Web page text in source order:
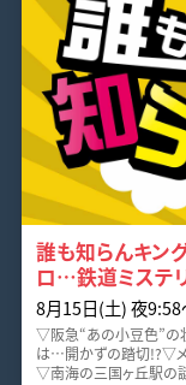
誰も知らんキン
ロ…鉄道ミステ
8月15日(土) 夜
▽阪急“あの小豆色”の
は…開かずの踏切!?▽メ
▽南海の三国ヶ丘駅の